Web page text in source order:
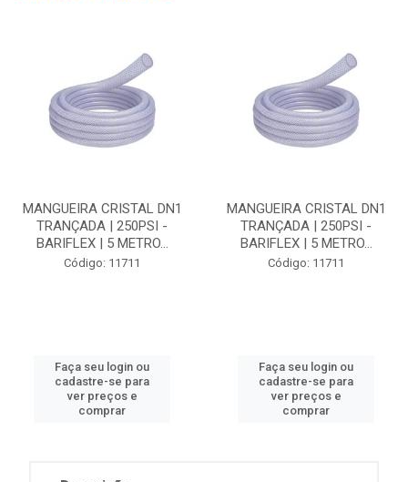
MANGUEIRA CRISTAL DN1
TRANÇADA | 250PSI -
BARIFLEX | 5 METRO...
Código: 11711
Faça seu login ou
cadastre-se para
ver preços e
comprar
MANGUEIRA CRISTAL DN1
TRANÇADA | 250PSI -
BARIFLEX | 5 METRO...
Código: 11711
Faça seu login ou
cadastre-se para
ver preços e
comprar